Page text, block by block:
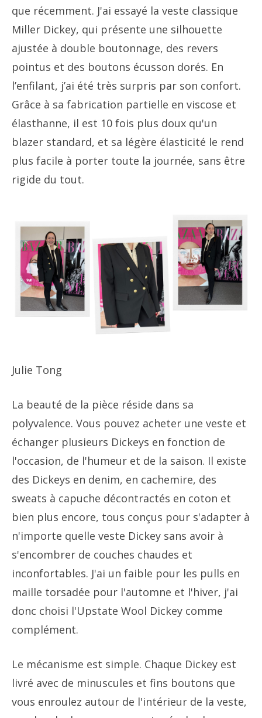
que récemment. J'ai essayé la veste classique
Miller Dickey, qui présente une silhouette
ajustée à double boutonnage, des revers
pointus et des boutons écusson dorés. En
l’enfilant, j’ai été très surpris par son confort.
Grâce à sa fabrication partielle en viscose et
élasthanne, il est 10 fois plus doux qu'un
blazer standard, et sa légère élasticité le rend
plus facile à porter toute la journée, sans être
rigide du tout.
Julie Tong
La beauté de la pièce réside dans sa
polyvalence. Vous pouvez acheter une veste et
échanger plusieurs Dickeys en fonction de
l'occasion, de l'humeur et de la saison. Il existe
des Dickeys en denim, en cachemire, des
sweats à capuche décontractés en coton et
bien plus encore, tous conçus pour s'adapter à
n'importe quelle veste Dickey sans avoir à
s'encombrer de couches chaudes et
inconfortables. J'ai un faible pour les pulls en
maille torsadée pour l'automne et l'hiver, j'ai
donc choisi l'Upstate Wool Dickey comme
complément.
Le mécanisme est simple. Chaque Dickey est
livré avec de minuscules et fins boutons que
vous enroulez autour de l'intérieur de la veste,